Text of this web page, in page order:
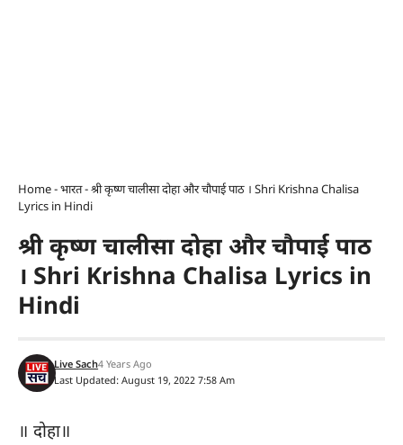
Home-भारत-श्री कृष्ण चालीसा दोहा और चौपाई पाठ । Shri Krishna Chalisa
Lyrics in Hindi
श्री कृष्ण चालीसा दोहा और चौपाई पाठ
। Shri Krishna Chalisa Lyrics in
Hindi
Last Updated: August 19, 2022 7:58 Am
Live Sach4 Years Ago
॥ दोहा॥